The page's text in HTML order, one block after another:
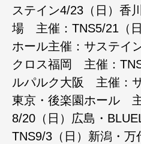
ステイン4/23（日）香
場 主催：TNS5/21（
ホール主催：サステイ
クロス福岡 主催：
ルパルク大阪 主催：
東京・後楽園ホール
8/20（日）広島・
TNS9/3（日）新潟・